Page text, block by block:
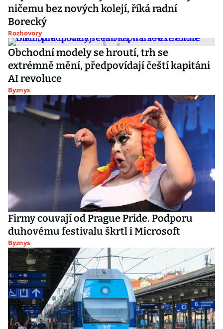
ničemu bez nových kolejí, říká radní
Borecký
Rozhovory
Obchodní modely se hroutí, trh se
extrémně mění, předpovídají čeští kapitáni
AI revoluce
Byznys
Firmy couvají od Prague Pride. Podporu
duhovému festivalu škrtl i Microsoft
Byznys